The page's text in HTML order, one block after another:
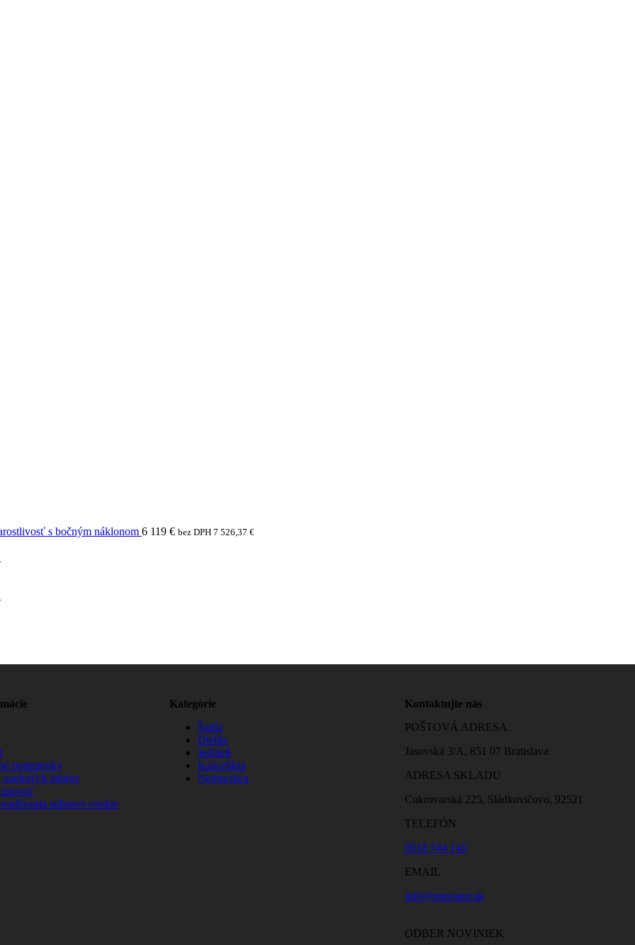
s bočným náklonom 6 119 € bez DPH 7 526,37 €
podmienky
osobných údajov
súborov cookie
Kategórie
Šatňa
Dielňa
Jedáleň
Kancelária
Nemocnica
Kontaktujte nás
POŠTOVÁ ADRESA
Jasovská 3/A, 851 07 Bratislava
ADRESA SKLADU
Cukrovarská 225, Sládkovičovo, 92521
TELEFÓN
0918 744 145
EMAIL
info@mercator.sk
ODBER NOVINIEK